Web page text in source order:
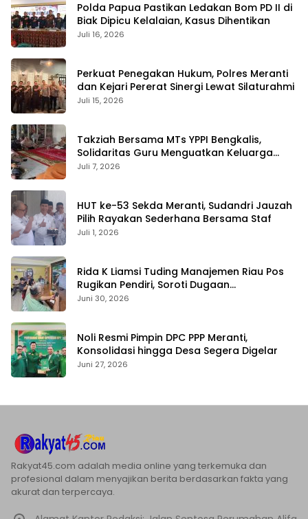
Polda Papua Pastikan Ledakan Bom PD II di
Biak Dipicu Kelalaian, Kasus Dihentikan
Juli 16, 2026
Perkuat Penegakan Hukum, Polres Meranti
dan Kejari Pererat Sinergi Lewat Silaturahmi
Juli 15, 2026
Takziah Bersama MTs YPPI Bengkalis,
Solidaritas Guru Menguatkan Keluarga
yang Berduka
Juli 7, 2026
HUT ke-53 Sekda Meranti, Sudandri Jauzah
Pilih Rayakan Sederhana Bersama Staf
Juli 1, 2026
Rida K Liamsi Tuding Manajemen Riau Pos
Rugikan Pendiri, Soroti Dugaan
Pengambilalihan Aset
Juni 30, 2026
Noli Resmi Pimpin DPC PPP Meranti,
Konsolidasi hingga Desa Segera Digelar
Juni 27, 2026
Rakyat45.com adalah media online yang terkemuka dan
profesional dalam menyajikan berita berdasarkan fakta yang
akurat dan terpercaya.